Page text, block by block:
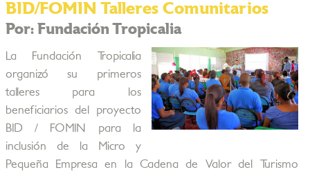
BID/FOMIN Talleres Comunitarios
Por: Fundación Tropicalia
La Fundación Tropicalia
organizó su primeros
talleres para los
beneficiarios del proyecto
BID / FOMIN para la
inclusión de la Micro y
Pequeña Empresa en la Cadena de Valor del Turismo